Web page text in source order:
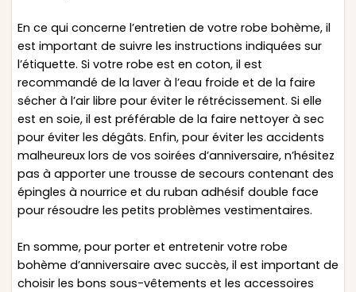
En ce qui concerne l’entretien de votre robe bohème, il
est important de suivre les instructions indiquées sur
l’étiquette. Si votre robe est en coton, il est
recommandé de la laver à l’eau froide et de la faire
sécher à l’air libre pour éviter le rétrécissement. Si elle
est en soie, il est préférable de la faire nettoyer à sec
pour éviter les dégâts. Enfin, pour éviter les accidents
malheureux lors de vos soirées d’anniversaire, n’hésitez
pas à apporter une trousse de secours contenant des
épingles à nourrice et du ruban adhésif double face
pour résoudre les petits problèmes vestimentaires.
En somme, pour porter et entretenir votre robe
bohème d’anniversaire avec succès, il est important de
choisir les bons sous-vêtements et les accessoires